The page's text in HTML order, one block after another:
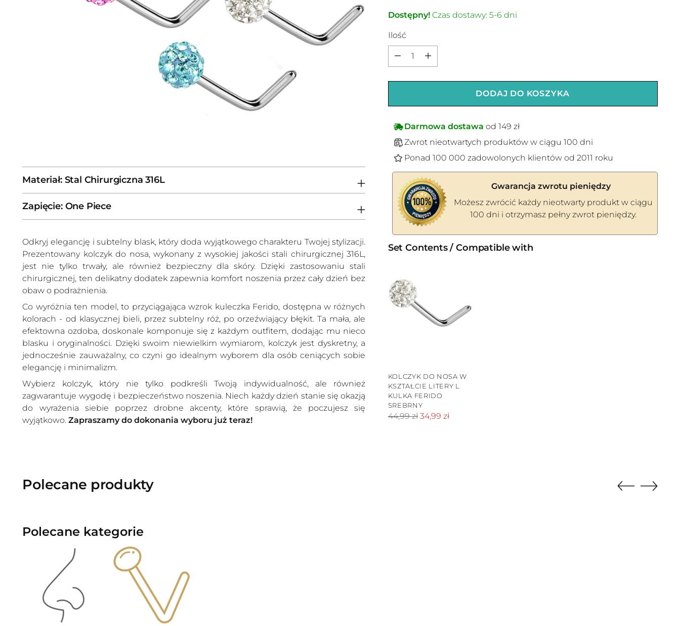
Materiał: Stal Chirurgiczna 316L
Zapięcie: One Piece
Odkryj elegancję i subtelny blask, który doda wyjątkowego charakteru Twojej stylizacji.
Prezentowany kolczyk do nosa, wykonany z wysokiej jakości stali chirurgicznej 316L,
jest nie tylko trwały, ale również bezpieczny dla skóry. Dzięki zastosowaniu stali
chirurgicznej, ten delikatny dodatek zapewnia komfort noszenia przez cały dzień bez
obaw o podrażnienia.
Co wyróżnia ten model, to przyciągająca wzrok kuleczka Ferido, dostępna w różnych
kolorach - od klasycznej bieli, przez subtelny róż, po orzeźwiający błękit. Ta mała, ale
efektowna ozdoba, doskonale komponuje się z każdym outfitem, dodając mu nieco
blasku i oryginalności. Dzięki swoim niewielkim wymiarom, kolczyk jest dyskretny, a
jednocześnie zauważalny, co czyni go idealnym wyborem dla osób ceniących sobie
elegancję i minimalizm.
Wybierz kolczyk, który nie tylko podkreśli Twoją indywidualność, ale również
zagwarantuje wygodę i bezpieczeństwo noszenia. Niech każdy dzień stanie się okazją
do wyrażenia siebie poprzez drobne akcenty, które sprawią, że poczujesz się
wyjątkowo.Zapraszamy do dokonania wyboru już teraz!
Dostępny!Czas dostawy: 5-6 dni
Ilość
DODAJ DO KOSZYKA
Darmowa dostawa od 149 zł
Zwrot nieotwartych produktów w ciągu 100 dni
Ponad 100 000 zadowolonych klientów od 2011 roku
Gwarancja zwrotu pieniędzy
Możesz zwrócić każdy nieotwarty produkt w ciągu
100 dni i otrzymasz pełny zwrot pieniędzy.
Set Contents / Compatible with
KOLCZYK DO NOSA W
KSZTAŁCIE LITERY L
KULKA FERIDO
SREBRNY
Cena
44,99 zł 34,99 zł
Polecane produkty
Polecane kategorie